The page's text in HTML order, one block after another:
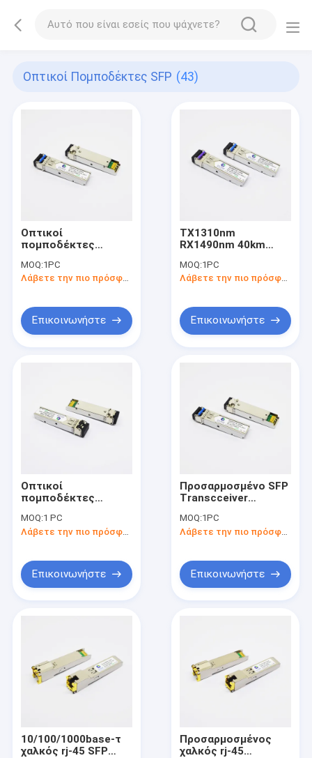
Οπτικοί Πομποδέκτες SFP (43)
Οπτικοί
πομποδέκτες
Cisco LC SMF SFP
MOQ:1PC
Λάβετε την πιο πρόσφατη τιμή
Επικοινωνήστε
TX1310nm
RX1490nm 40km
πομποδέκτες SFP
MOQ:1PC
Λάβετε την πιο πρόσφατη τιμή
Επικοινωνήστε
Οπτικοί
πομποδέκτες
SFP
MOQ:1 PC
Λάβετε την πιο πρόσφατη τιμή
Επικοινωνήστε
Προσαρμοσμένο SFP
Transcceiver
1310nm 20km οπτική
ενότητα DOM LC
MOQ:1PC
Επικοινωνήστε
10/100/1000base-τ
χαλκός rj-45 SFP
Προσαρμοσμένος
χαλκός rj-45